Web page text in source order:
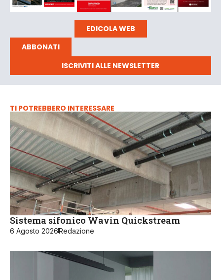
EDICOLA WEB
ABBONATI
ISCRIVITI ALLE NEWSLETTER
TI POTREBBERO INTERESSARE
Sistema sifonico Wavin Quickstream
6 Agosto 2026Redazione